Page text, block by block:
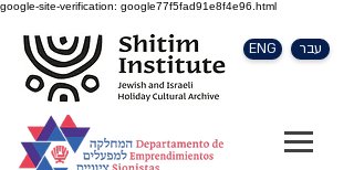
google-site-verification: google77f5fad91e8f4e96.html
ENG עבר